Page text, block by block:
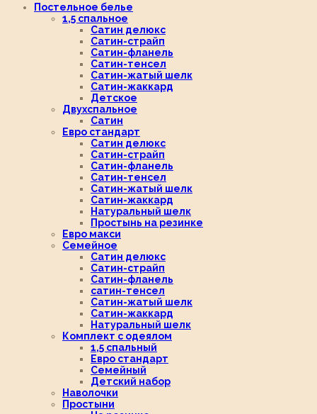
Постельное белье
1,5 спальное
Сатин делюкс
Сатин-страйп
Сатин-фланель
Сатин-тенсел
Сатин-жатый шелк
Сатин-жаккард
Детское
Двухспальное
Сатин
Евро стандарт
Сатин делюкс
Сатин-страйп
Сатин-фланель
Сатин-тенсел
Сатин-жатый шелк
Сатин-жаккард
Натуральный шелк
Простынь на резинке
Евро макси
Семейное
Сатин делюкс
Сатин-страйп
Сатин-фланель
сатин-тенсел
Сатин-жатый шелк
Сатин-жаккард
Натуральный шелк
Комплект с одеялом
1,5 спальный
Евро стандарт
Семейный
Детский набор
Наволочки
Простыни